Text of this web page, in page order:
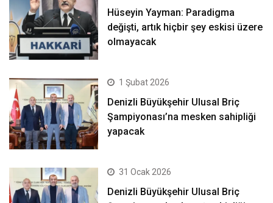
Hüseyin Yayman: Paradigma
değişti, artık hiçbir şey eskisi üzere
olmayacak
1 Şubat 2026
Denizli Büyükşehir Ulusal Briç
Şampiyonası’na mesken sahipliği
yapacak
31 Ocak 2026
Denizli Büyükşehir Ulusal Briç